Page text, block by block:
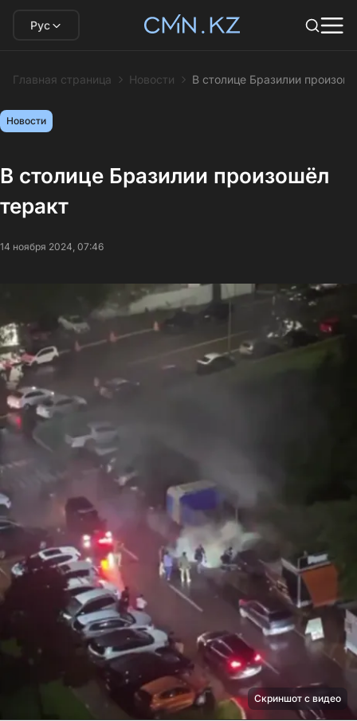
Рус
Главная страница Новости В столице Бразилии
Новости
В столице Бразилии произошёл
теракт
14 ноября 2024, 07:46
Скриншот с видео